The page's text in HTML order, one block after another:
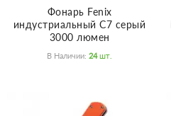
Фонарь Fenix
индустриальный C7 серый
3000 люмен
В Наличии: 24 Шт.